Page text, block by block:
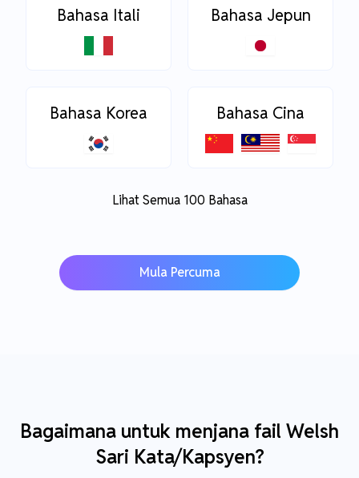
Bahasa Itali Bahasa Jepun
Bahasa Korea Bahasa Cina
Lihat Semua 100 Bahasa
Mula Percuma
Bagaimana untuk menjana fail Welsh
Sari Kata/Kapsyen?